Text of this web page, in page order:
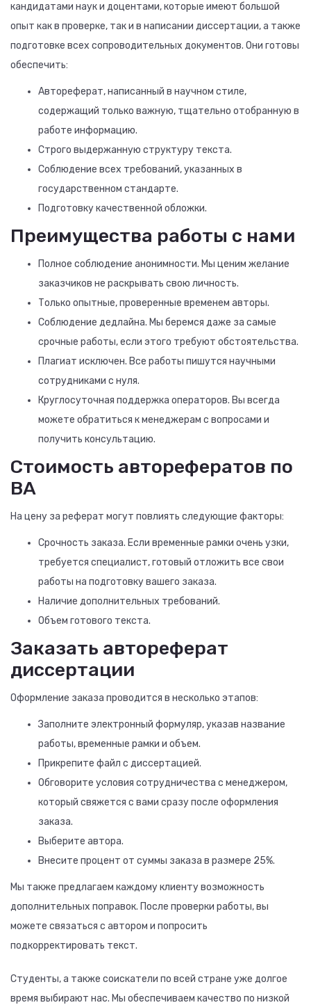
кандидатами наук и доцентами, которые имеют большой
опыт как в проверке, так и в написании диссертации, а также
подготовке всех сопроводительных документов. Они готовы
обеспечить:
Автореферат, написанный в научном стиле,
содержащий только важную, тщательно отобранную в
работе информацию.
Строго выдержанную структуру текста.
Соблюдение всех требований, указанных в
государственном стандарте.
Подготовку качественной обложки.
Преимущества работы с нами
Полное соблюдение анонимности. Мы ценим желание
заказчиков не раскрывать свою личность.
Только опытные, проверенные временем авторы.
Соблюдение дедлайна. Мы беремся даже за самые
срочные работы, если этого требуют обстоятельства.
Плагиат исключен. Все работы пишутся научными
сотрудниками с нуля.
Круглосуточная поддержка операторов. Вы всегда
можете обратиться к менеджерам с вопросами и
получить консультацию.
Стоимость авторефератов по
ВА
На цену за реферат могут повлиять следующие факторы:
Срочность заказа. Если временные рамки очень узки,
требуется специалист, готовый отложить все свои
работы на подготовку вашего заказа.
Наличие дополнительных требований.
Объем готового текста.
Заказать автореферат
диссертации
Оформление заказа проводится в несколько этапов:
Заполните электронный формуляр, указав название
работы, временные рамки и объем.
Прикрепите файл с диссертацией.
Обговорите условия сотрудничества с менеджером,
который свяжется с вами сразу после оформления
заказа.
Выберите автора.
Внесите процент от суммы заказа в размере 25%.
Мы также предлагаем каждому клиенту возможность
дополнительных поправок. После проверки работы, вы
можете связаться с автором и попросить
подкорректировать текст.
Студенты, а также соискатели по всей стране уже долгое
время выбирают нас. Мы обеспечиваем качество по низкой